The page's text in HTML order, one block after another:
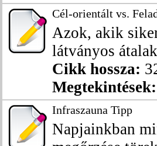
Cél-orientált vs.
Azok, akik
látványos
Cikk hossza:
Megtekintések:
Infraszauna Tipp
Napjainkban